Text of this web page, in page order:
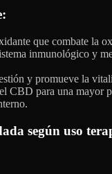
:
que combate la
inmunológico y
y promueve la
CBD para una mayor
según uso